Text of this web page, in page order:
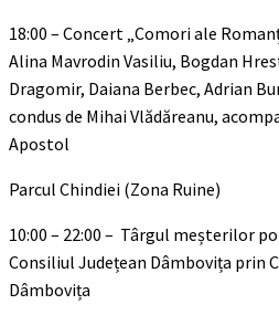
18:00 – Concert „Comori ale
Alina Mavrodin Vasiliu, Bogdan
Dragomir, Daiana Berbec, Adrian
condus de Mihai Vlădăreanu,
Apostol
Parcul Chindiei (Zona Ruine)
10:00 – 22:00 – Târgul meșterilor
Consiliul Județean Dâmbovița prin
Dâmbovița